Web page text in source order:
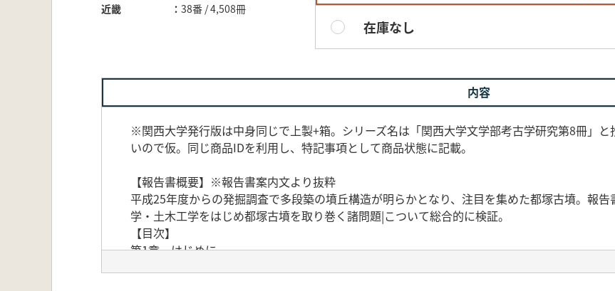
近畿
38番 / 4,508冊
在庫なし
内容
※関西大学発行版は中身同じで上製+箱。シリーズ名は「関西大学文学部考古学研究第8冊」
いので仮。同じ商品IDを利用し、特記事項として商品状態に記載。
【報告書概要】※報告書案内文より抜粋
平成25年度からの発掘調査で多段築の墳丘構造が明らかとなり、注目を集めた都塚古墳。報
学・土木工学をはじめ都塚古墳を取り巻く諸問題|こついて総合的に検証。
【目次】
第1章 はじめに